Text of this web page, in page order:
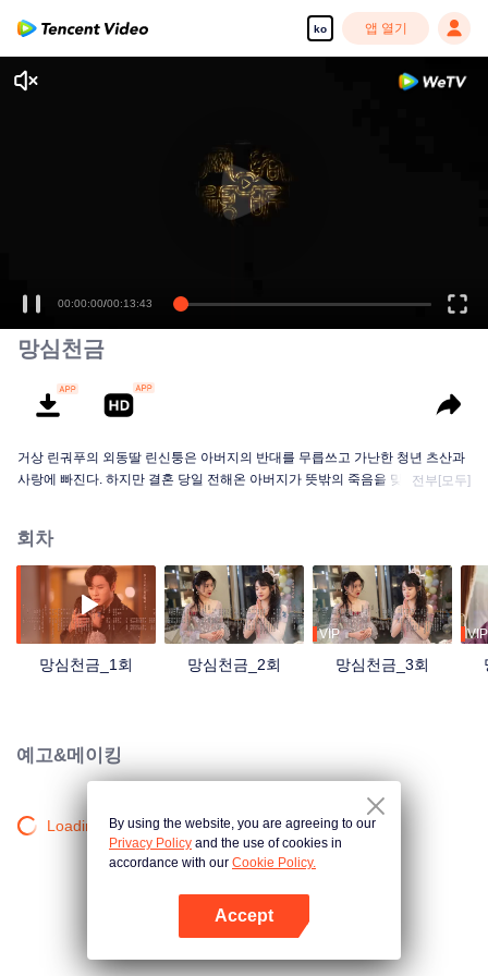
ko 앱 열기
00:00:00/00:13:43
망심천금
거상 린궈푸의 외동딸 린신퉁은 아버지의 반대를 무릅쓰고 가난한 청년 츠산과
사랑에 빠진다. 하지만 결혼 당일 전해온 아버지가 뜻밖의 죽음을 맞이했다는
모야오와 린신퉁은 자극적인 만남을 이어가게 된다. 린신퉁 또한 약혼자 츠산과
샤위웨이의 관계를 알아버리게 되는데...
전부[모두]
회차
망심천금_1회 망심천금_2회
VIP
망심천금_3회
VIP
예고&메이킹
Loading…By using the website, you are agreeing to our
Privacy Policy and the use of cookies in
accordance with our Cookie Policy.
Accept